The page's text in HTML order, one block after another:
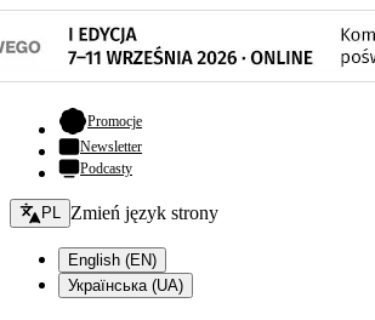
Promocje- otwiera się w nowej karcie
Newsletter
Podcasty
Zmień język - bieżący:
PL Zmień język strony
English (EN)
Українська (UA)